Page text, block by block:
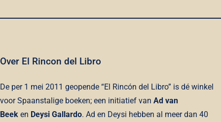
Over El Rincon del Libro
De per 1 mei 2011 geopende “El Rincón del Libro” is dé winkel
voor Spaanstalige boeken; een initiatief van Ad van
Beeken Deysi Gallardo. Ad en Deysi hebben al meer dan 40